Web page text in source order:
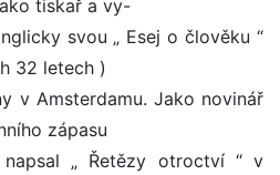
tiskař a vy-
svou „ Esej o člověku “
32 letech )
v Amsterdamu. Jako novinář
zápasu
„ Řetězy otroctví “ v